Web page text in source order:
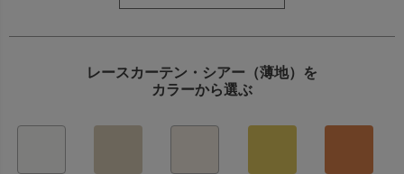
レースカーテン・シアー（薄地）を
カラーから選ぶ